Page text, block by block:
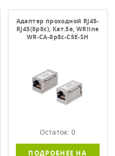
Адаптер проходной RJ45-
RJ45(8p8c), Кат.5е, WRline
WR-CA-8p8c-C5E-SH
Остаток: 0
ПОДРОБНЕЕ НА